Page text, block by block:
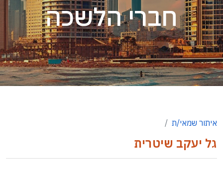
חברי הלשכה
איתור שמאי/ת
גל יעקב שיטרית